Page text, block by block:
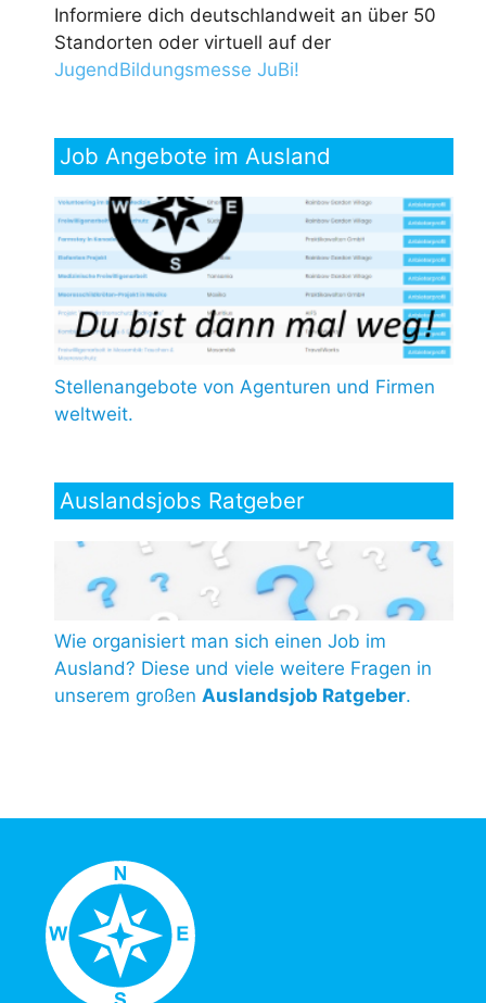
Informiere dich deutschlandweit an über 50
Standorten oder virtuell auf der
JugendBildungsmesse JuBi!
Job Angebote im Ausland
Stellenangebote von Agenturen und Firmen
weltweit.
Auslandsjobs Ratgeber
Wie organisiert man sich einen Job im
Ausland? Diese und viele weitere Fragen in
unserem großen Auslandsjob Ratgeber.